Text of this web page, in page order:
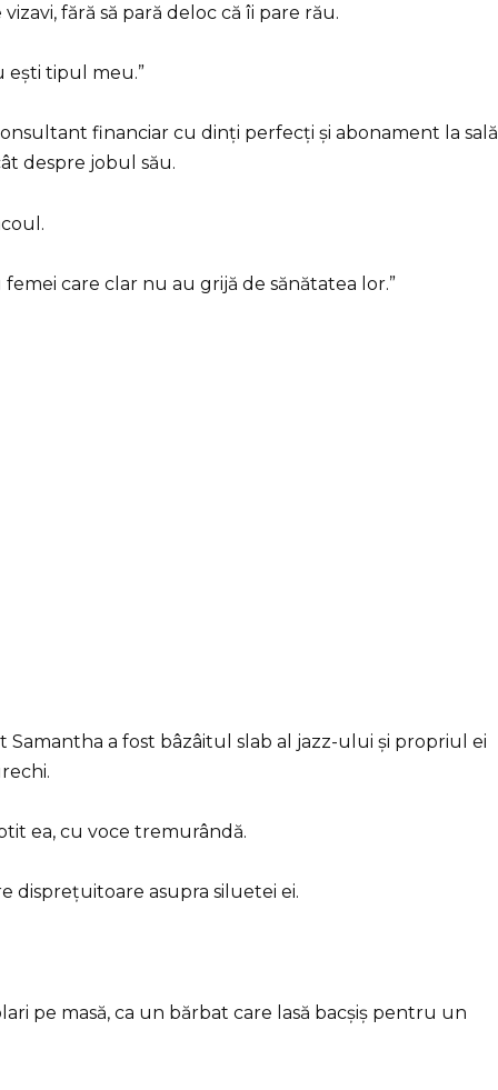
fără să pară deloc că îi pare rău.
ești tipul meu.”
financiar cu dinți perfecți și abonament la sală
despre jobul său.
care clar nu au grijă de sănătatea lor.”
a fost bâzâitul slab al jazz-ului și propriul ei
ea, cu voce tremurândă.
disprețuitoare asupra siluetei ei.
pe masă, ca un bărbat care lasă bacșiș pentru un